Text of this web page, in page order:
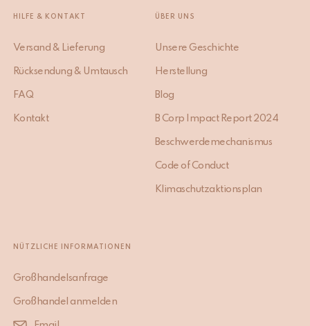
HILFE & KONTAKT
Versand & Lieferung
Rücksendung & Umtausch
FAQ
Kontakt
ÜBER UNS
Unsere Geschichte
Herstellung
Blog
B Corp Impact Report 2024
Beschwerdemechanismus
Code of Conduct
Klimaschutzaktionsplan
NÜTZLICHE INFORMATIONEN
Großhandelsanfrage
Großhandel anmelden